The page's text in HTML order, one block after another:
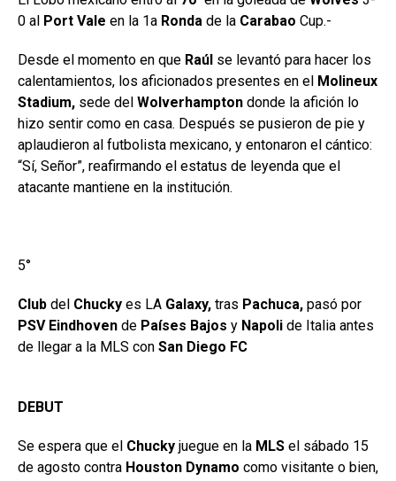
0 al Port Vale en la 1a Ronda de la Carabao Cup.-
Desde el momento en que Raúl se levantó para hacer los
calentamientos, los aficionados presentes en el Molineux
Stadium, sede del Wolverhampton donde la afición lo
hizo sentir como en casa. Después se pusieron de pie y
aplaudieron al futbolista mexicano, y entonaron el cántico:
“Sí, Señor”, reafirmando el estatus de leyenda que el
atacante mantiene en la institución.
5°
Club del Chucky es LA Galaxy, tras Pachuca, pasó por
PSV Eindhoven de Países Bajos y Napoli de Italia antes
de llegar a la MLS con San Diego FC
DEBUT
Se espera que el Chucky juegue en la MLS el sábado 15
de agosto contra Houston Dynamo como visitante o bien,